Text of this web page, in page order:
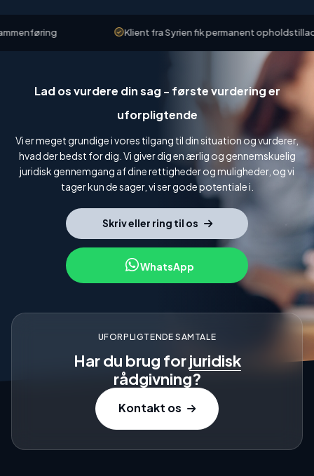
Klient fra Syrien fik permanent
Lad os vurdere din sag - første vurdering er
uforpligtende
Vi er meget grundige i vores tilgang til din situation og vurderer,
hvad der bedst for dig. Vi giver dig en ærlig og gennemskuelig
juridisk gennemgang af dine rettigheder og muligheder, og vi
tager kun de sager, vi ser gode potentiale i.
Skriv eller ring til os
WhatsApp
UFORPLIGTENDE SAMTALE
Har du brug forjuridisk
rådgivning?
Kontakt os